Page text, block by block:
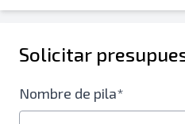
Solicitar
Nombre de pila*